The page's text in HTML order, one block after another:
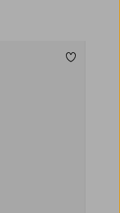
Lägg till i